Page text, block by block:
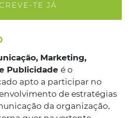
Marketing,
Publicidade é o
apto a participar no
de estratégias
da organização,
TE JÁ